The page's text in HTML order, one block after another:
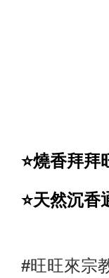
⭐️燒香拜
⭐️天然沉
#旺旺來宗